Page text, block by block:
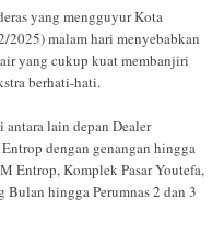
yang mengguyur Kota
2025) malam hari menyebabkan
yang cukup kuat membanjiri
berhati-hati.
lain depan Dealer
dengan genangan hingga
Entrop, Komplek Pasar Youtefa,
Bulan hingga Perumnas 2 dan 3